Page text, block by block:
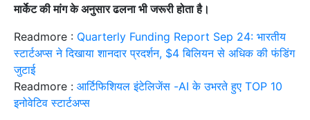
मार्केट की मांग के अनुसार ढलना भी जरूरी होता है।
Readmore : Quarterly Funding Report Sep 24: भारतीय
स्टार्टअप्स ने दिखाया शानदार प्रदर्शन, $4 बिलियन से अधिक की फंडिंग
जुटाई
Readmore : आर्टिफिशियल इंटेलिजेंस -AI के उभरते हुए TOP 10
इनोवेटिव स्टार्टअप्स